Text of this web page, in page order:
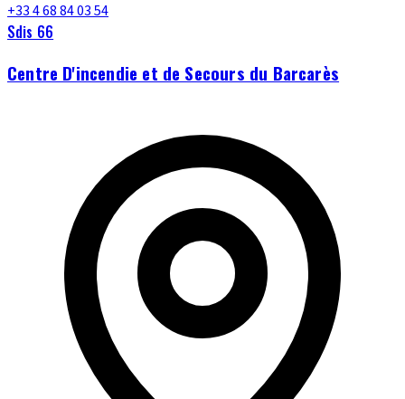
+33 4 68 84 03 54
Sdis 66
Centre D'incendie et de Secours du Barcarès